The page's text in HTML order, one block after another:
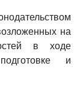
на
в ходе
и